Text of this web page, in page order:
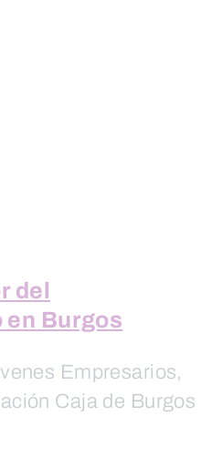
del
Burgos
Empresarios,
Caja de Burgos